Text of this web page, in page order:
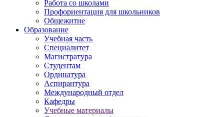
Работа со школами
Профориентация для школьников
Общежитие
Образование
Учебная часть
Специалитет
Магистратура
Студентам
Ординатура
Аспирантура
Международный отдел
Кафедры
Учебные материалы